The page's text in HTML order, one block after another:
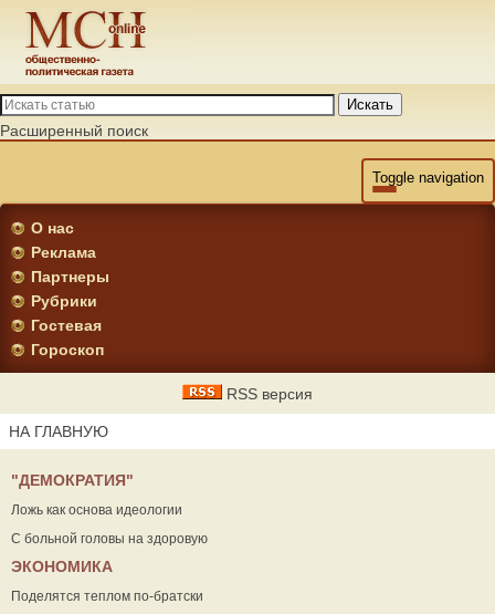
Искать
Расширенный поиск
Toggle navigation
О нас
Реклама
Партнеры
Рубрики
Гостевая
Гороскоп
RSS версия
НА ГЛАВНУЮ
"ДЕМОКРАТИЯ"
Ложь как основа идеологии
С больной головы на здоровую
ЭКОНОМИКА
Поделятся теплом по-братски